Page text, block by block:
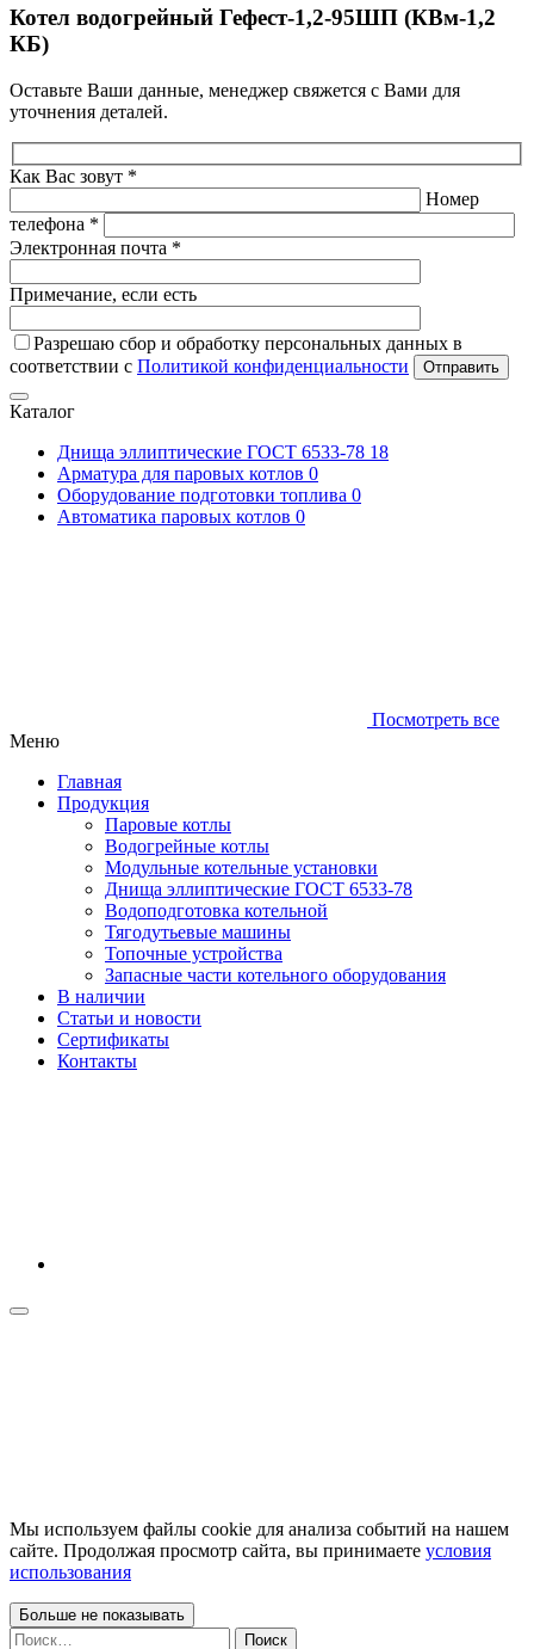
Котел водогрейный Гефест-1,2-95ШП (КВм-1,2
КБ)
Оставьте Ваши данные, менеджер свяжется с Вами для
уточнения деталей.
Как Вас зовут *
Номер
телефона *
Электронная почта *
Примечание, если есть
Разрешаю сбор и обработку персональных данных в
соответствии с Политикой конфиденциальности Отправить
Каталог
Днища эллиптические ГОСТ 6533-78 18
Арматура для паровых котлов 0
Оборудование подготовки топлива 0
Автоматика паровых котлов 0
Посмотреть все
Меню
Главная
Продукция
Паровые котлы
Водогрейные котлы
Модульные котельные установки
Днища эллиптические ГОСТ 6533-78
Водоподготовка котельной
Тягодутьевые машины
Топочные устройства
Запасные части котельного оборудования
В наличии
Статьи и новости
Сертификаты
Контакты
Мы используем файлы cookie для анализа событий на нашем
сайте. Продолжая просмотр сайта, вы принимаете условия
использования
Больше не показывать
Найти: